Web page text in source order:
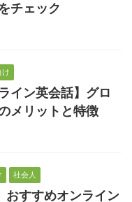
チェック
け
イン英会話】グロ
メリットと特徴
社会人
おすすめオンライン